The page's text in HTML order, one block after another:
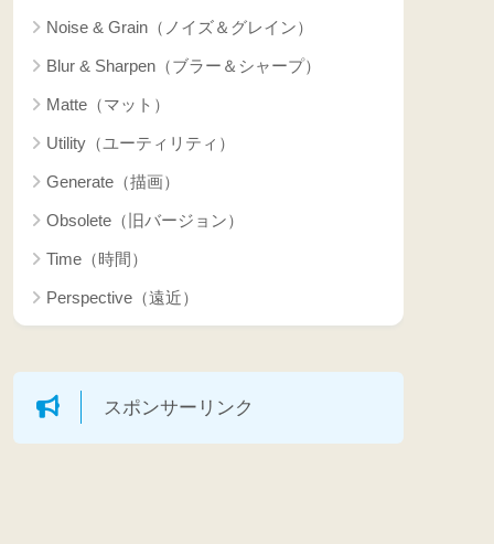
Noise & Grain（ノイズ＆グレイン）
Blur & Sharpen（ブラー＆シャープ）
Matte（マット）
Utility（ユーティリティ）
Generate（描画）
Obsolete（旧バージョン）
Time（時間）
Perspective（遠近）
スポンサーリンク